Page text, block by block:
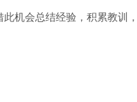
机会总结经验，积累教训